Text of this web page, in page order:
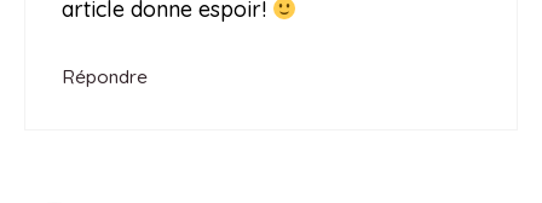
article donne espoir!
Répondre